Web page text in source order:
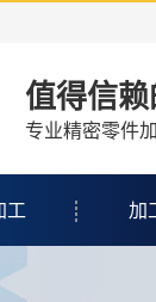
值得信
专业精密零件
工 加